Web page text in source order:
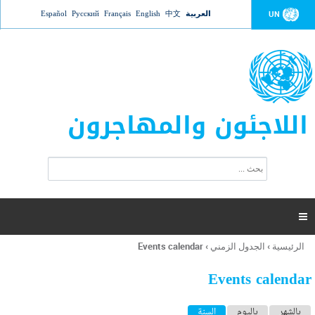
Jump to navigation UN العربية 中文
English
Français
Русский
Español
اللاجئون والمهاجرون
ت
ر
ل
ح
ب

أنت
هنا
الرئيسية › الجدول الزمني ›
Events calendar
Events calendar